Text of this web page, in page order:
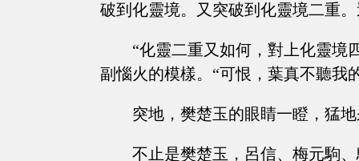
破到化靈境。又突破到化靈境二重
“化靈二重又如何，對上化靈境
副惱火的模樣。“可恨，葉真不聽我
突地，樊楚玉的眼睛一瞪，猛
不止是樊楚玉，呂信、梅元駒